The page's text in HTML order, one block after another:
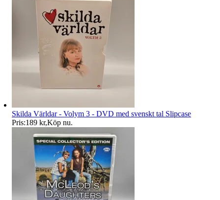
Skilda Världar - Volym 3 - DVD med svenskt tal Slipcase
Pris:189 kr,Köp nu.